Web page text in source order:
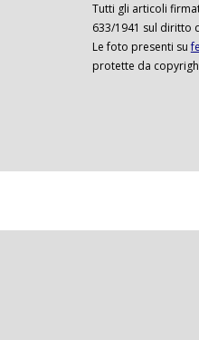
Tutti gli articoli
633/1941 sul diritto
Le foto presenti su
protette da